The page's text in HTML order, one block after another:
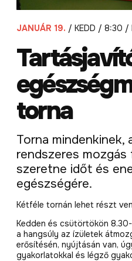
JANUÁR 19. / KEDD / 8:30 /
torna
Torna mindenkinek,
rendszeres
szeretne időt és
egészségére.
Kétféle tornán lehet részt
Kedden és csütörtökön
a hangsúly az ízületek
erősítésén, nyújtásán van,
gyakorlatokkal és légző